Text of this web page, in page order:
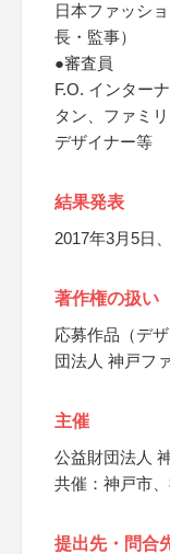
日本ファッシ
長・監事）
●審査員
F.O. インター
タン、ファミ
デザイナー等
結果発表
2017年3月5日
著作権の扱い
応募作品（デ
団法人 神戸フ
主催
公益財団法人
共催：神戸市
提出先・問合